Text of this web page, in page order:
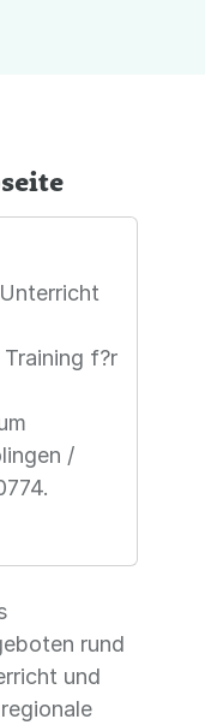
f?r
/
rund
und